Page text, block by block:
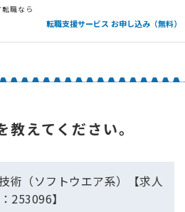
職なら
転職支援サービス お申し込み（無料）
教えてください。
術（ソフトウエア系）【求人
253096】